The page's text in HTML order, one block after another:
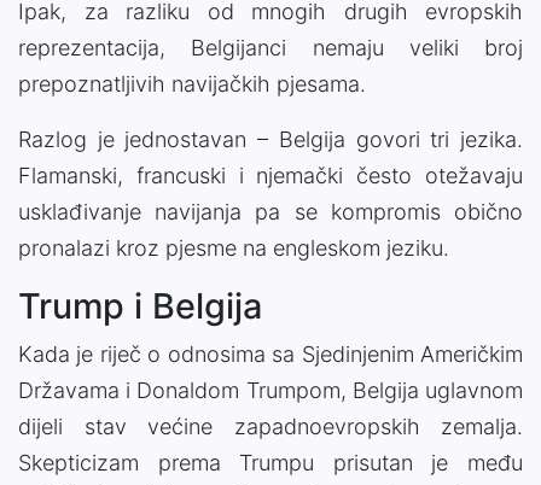
Ipak, za razliku od mnogih drugih evropskih
reprezentacija, Belgijanci nemaju veliki broj
prepoznatljivih navijačkih pjesama.
Razlog je jednostavan – Belgija govori tri jezika.
Flamanski, francuski i njemački često otežavaju
usklađivanje navijanja pa se kompromis obično
pronalazi kroz pjesme na engleskom jeziku.
Trump i Belgija
Kada je riječ o odnosima sa Sjedinjenim Američkim
Državama i Donaldom Trumpom, Belgija uglavnom
dijeli stav većine zapadnoevropskih zemalja.
Skepticizam prema Trumpu prisutan je među